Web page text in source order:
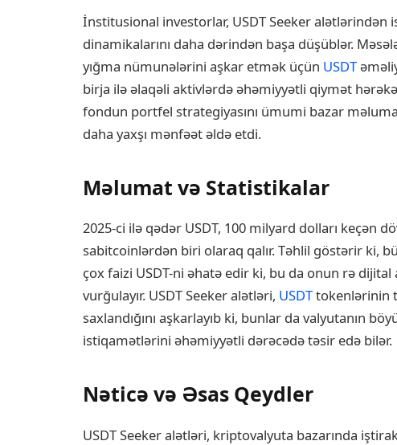
İnstitusional investorlar, USDT Seeker
dinamikalarını daha dərindən başa düşüblər.
yığma nümunələrini aşkar etmək üçün USDT
birja ilə əlaqəli aktivlərdə əhəmiyyətli qiymət
fondun portfel strategiyasını ümumi bazar
daha yaxşı mənfəət əldə etdi.
Məlumat və Statistikalar
2025-ci ilə qədər USDT, 100 milyard dolları keçən
sabitcoinlərdən biri olaraq qalır. Təhlil göstərir ki,
çox faizi USDT-ni əhatə edir ki, bu da onun rə
vurğulayır. USDT Seeker alətləri, USDTtokenlərinin
saxlandığını aşkarlayıb ki, bunlar da valyutanın
istiqamətlərini əhəmiyyətli dərəcədə təsir edə bilər.
Nəticə və Əsas Qeydler
USDT Seeker alətləri, kriptovalyuta bazarında